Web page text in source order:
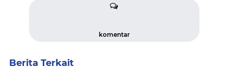
komentar
Berita Terkait